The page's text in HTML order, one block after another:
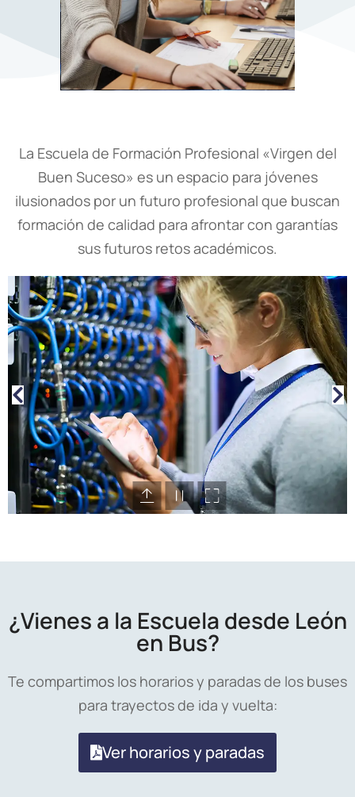
La Escuela de Formación Profesional «Virgen del
Buen Suceso» es un espacio para jóvenes
ilusionados por un futuro profesional que buscan
formación de calidad para afrontar con garantías
sus futuros retos académicos.
¿Vienes a la Escuela desde León
en Bus?
Te compartimos los horarios y paradas de los buses
para trayectos de ida y vuelta:
Ver horarios y paradas